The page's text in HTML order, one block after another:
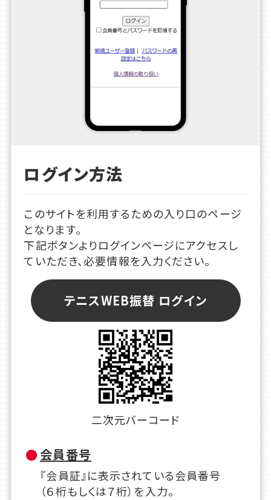
ログイン方法
このサイトを利用するための入り口のページ
となります。
下記ボタンよりログインページにアクセスし
ていただき、必要情報を入力ください。
テニスWEB振替 ログイン
二次元バーコード
会員番号
『会員証』に表示されている会員番号
（６桁もしくは７桁）を入力。